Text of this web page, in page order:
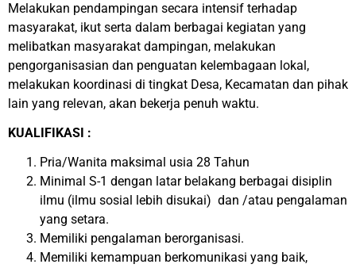
Melakukan pendampingan secara intensif terhadap
masyarakat, ikut serta dalam berbagai kegiatan yang
melibatkan masyarakat dampingan, melakukan
pengorganisasian dan penguatan kelembagaan lokal,
melakukan koordinasi di tingkat Desa, Kecamatan dan pihak
lain yang relevan, akan bekerja penuh waktu.
KUALIFIKASI :
Pria/Wanita maksimal usia 28 Tahun
Minimal S-1 dengan latar belakang berbagai disiplin
ilmu (ilmu sosial lebih disukai) dan /atau pengalaman
yang setara.
Memiliki pengalaman berorganisasi.
Memiliki kemampuan berkomunikasi yang baik,